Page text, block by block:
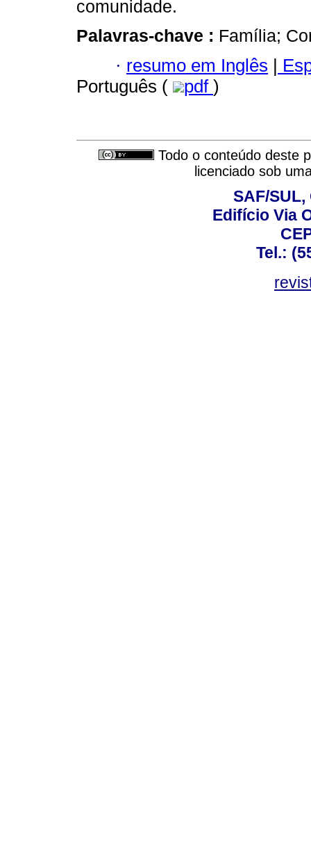
comunidade.
Palavras-chave : Família;
· resumo em Inglês |
Português (
pdf )
Todo o conteúdo deste
licenciado sob
SAF/
Edifício Via
Tel.: